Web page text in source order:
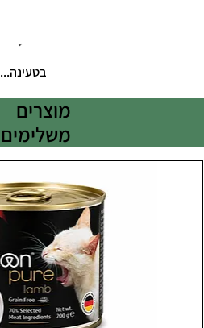
בטעינה...
מוצרים
משלימים